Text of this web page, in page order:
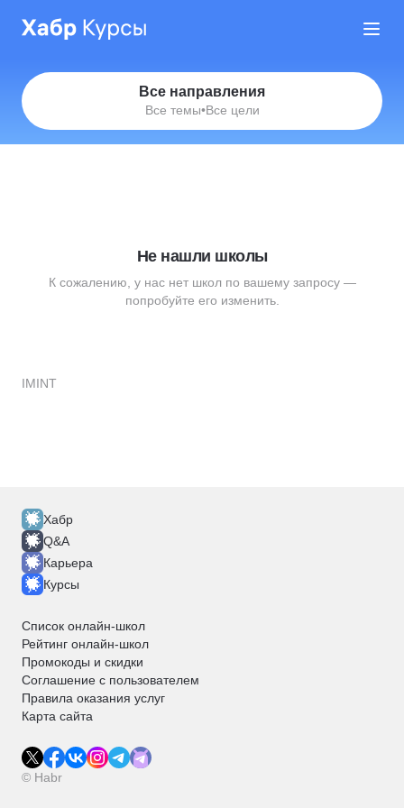
Все направления
Все темы•Все цели
IMINT
Не нашли школы
К сожалению, у нас нет школ по вашему запросу —
попробуйте его изменить.
Хабр
Q&A
Карьера
Курсы
Список онлайн-школ
Рейтинг онлайн-школ
Промокоды и скидки
Соглашение с пользователем
Правила оказания услуг
Карта сайта
© Habr